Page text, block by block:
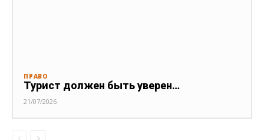
ПРАВО
Турист должен быть уверен…
21/07/2026